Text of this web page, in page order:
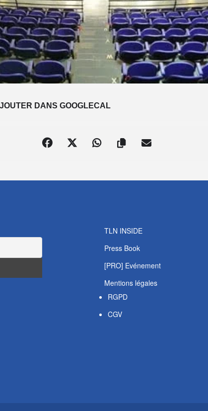
DANS GOOGLECAL
TLN INSIDE
Press Book
[PRO] Evénement
Mentions légales
RGPD
CGV